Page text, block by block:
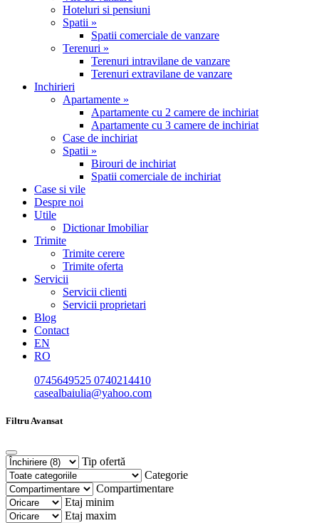
Hoteluri si pensiuni
Spatii »
Spatii comerciale de vanzare
Terenuri »
Terenuri intravilane de vanzare
Terenuri extravilane de vanzare
Inchirieri
Apartamente »
Apartamente cu 2 camere de inchiriat
Apartamente cu 3 camere de inchiriat
Case de inchiriat
Spatii »
Birouri de inchiriat
Spatii comerciale de inchiriat
Case si vile
Despre noi
Utile
Dictionar Imobiliar
Trimite
Trimite cerere
Trimite oferta
Servicii
Servicii clienti
Servicii proprietari
Blog
Contact
EN
RO
0745649525 0740214410
casealbaiulia@yahoo.com
Filtru Avansat
Tip ofertă
Categorie
Compartimentare
Etaj minim
Etaj maxim